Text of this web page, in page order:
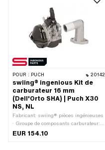
POUR : PUCH 20142
swiing® ingenious Kit de
carburateur 16 mm
(Dell'Orto SHA) | Puch X30
NS, NL
Fabricant: swiing® pièces ingénieuses
· Groupe de composants carburateur:
Carburateur complet · Type de
EUR 154.10